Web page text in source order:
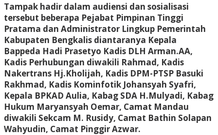
Tampak hadir dalam audiensi dan sosialisasi
tersebut beberapa Pejabat Pimpinan Tinggi
Pratama dan Administrator Lingkup Pemerintah
Kabupaten Bengkalis diantaranya Kepala
Bappeda Hadi Prasetyo Kadis DLH Arman.AA,
Kadis Perhubungan diwakili Rahmad, Kadis
Nakertrans Hj.Kholijah, Kadis DPM-PTSP Basuki
Rakhmad, Kadis Kominfotik Johansyah Syafri,
Kepala BPKAD Aulia, Kabag SDA H.Mulyadi, Kabag
Hukum Maryansyah Oemar, Camat Mandau
diwakili Sekcam M. Rusidy, Camat Bathin Solapan
Wahyudin, Camat Pinggir Azwar.